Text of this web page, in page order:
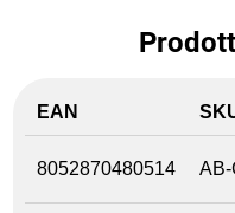
EAN
8052870480514